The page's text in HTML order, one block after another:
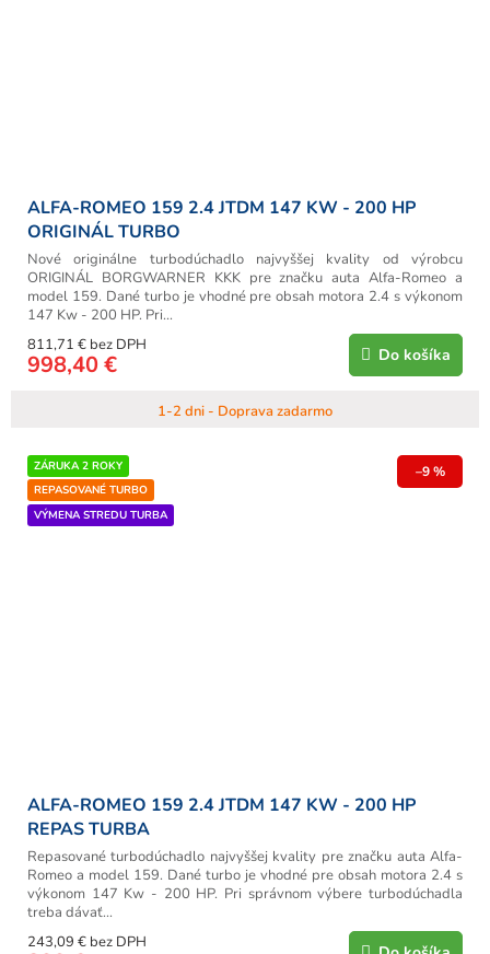
ALFA-ROMEO 159 2.4 JTDM 147 KW - 200 HP
ORIGINÁL TURBO
1-2 dni - Doprava zadarmo
811,71 € bez DPH
998,40 € Do košíka
Nové originálne turbodúchadlo najvyššej kvality od výrobcu
ORIGINÁL BORGWARNER KKK pre značku auta Alfa-Romeo a
model 159. Dané turbo je vhodné pre obsah motora 2.4 s výkonom
147 Kw - 200 HP. Pri...
ZÁRUKA 2 ROKY
REPASOVANÉ TURBO
VÝMENA STREDU TURBA
–9 %
ALFA-ROMEO 159 2.4 JTDM 147 KW - 200 HP
REPAS TURBA
243,09 € bez DPH
Repasované turbodúchadlo najvyššej kvality pre značku auta Alfa-
Romeo a model 159. Dané turbo je vhodné pre obsah motora 2.4 s
výkonom 147 Kw - 200 HP. Pri správnom výbere turbodúchadla
treba dávať...